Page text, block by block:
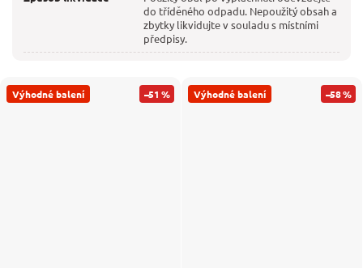
do tříděného odpadu. Nepoužitý obsah a
zbytky likvidujte v souladu s místními
předpisy.
Výhodné balení –51 % Výhodné balení –58 %